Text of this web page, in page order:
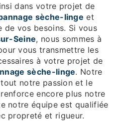
dans votre projet de
sèche-linge et
de vos besoins. Si vous
Seine, nous sommes à
vous transmettre les
à votre projet de
sèche-linge. Notre
notre passion et le
encore plus notre
notre équipe est qualifiée
propreté et rigueur.